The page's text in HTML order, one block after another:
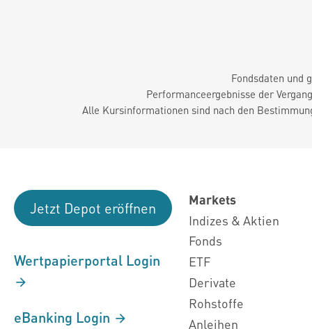
Fondsdaten und
Performanceergebnisse der
Alle Kursinformationen sind nach den
Jetzt Depot eröffnen
Wertpapierportal Login
eBanking Login
Markets
Indizes & Aktien
Fonds
ETF
Derivate
Rohstoffe
Anleihen